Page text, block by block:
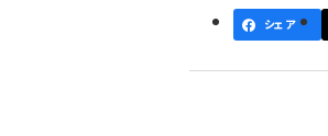
シェア